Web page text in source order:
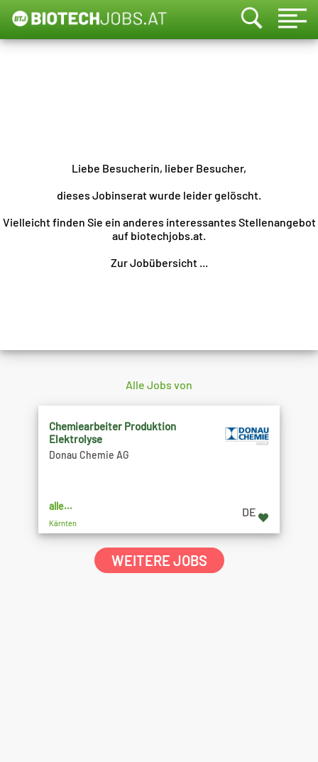
Liebe Besucherin, lieber Besucher,
dieses Jobinserat wurde leider gelöscht.
Vielleicht finden Sie ein anderes interessantes Stellenangebot
auf biotechjobs.at.
Zur Jobübersicht ...
Alle Jobs von
Chemiearbeiter Produktion
Elektrolyse
Donau Chemie AG
alle...
Kärnten
DE
WEITERE JOBS